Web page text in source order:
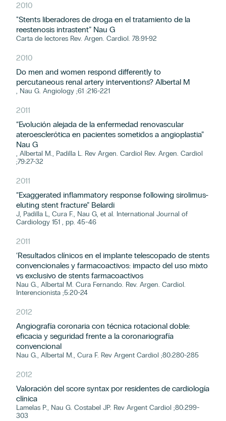
2010
"Stents liberadores de droga en el tratamiento de la
reestenosis intrastent” Nau G
Carta de lectores Rev. Argen. Cardiol. 78:91-92
2010
Do men and women respond differently to
percutaneous renal artery interventions? Albertal M
, Nau G. Angiology ;61 :216-221
2011
“Evolución alejada de la enfermedad renovascular
ateroesclerótica en pacientes sometidos a angioplastia”
Nau G
, Albertal M., Padilla L. Rev Argen. Cardiol Rev. Argen. Cardiol
;79:27-32
2011
“Exaggerated inflammatory response following sirolimus-
eluting stent fracture” Belardi
J, Padilla L, Cura F., Nau G, et al. International Journal of
Cardiology 151 , pp. 45-46
2011
‘Resultados clínicos en el implante telescopado de stents
convencionales y farmacoactivos: impacto del uso mixto
vs exclusivo de stents farmacoactivos
Nau G., Albertal M. Cura Fernando. Rev. Argen. Cardiol.
Interencionista ;5:20-24
2012
Angiografía coronaria con técnica rotacional doble:
eficacia y seguridad frente a la coronariografía
convencional
Nau G., Albertal M., Cura F. Rev Argent Cardiol ;80:280-285
2012
Valoración del score syntax por residentes de cardiología
clínica
Lamelas P., Nau G. Costabel JP. Rev Argent Cardiol ;80:299-
303